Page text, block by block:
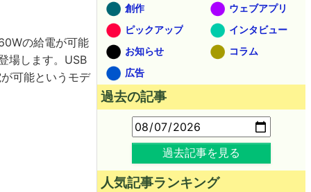
の給電が可能
場します。USB
可能というモデ
創作
ウェブアプリ
ピックアップ
インタビュー
お知らせ
コラム
広告
過去の記事
過去記事を見る
人気記事ランキング